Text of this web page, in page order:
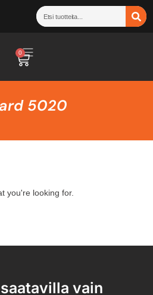
0
5020
you're looking for.
vain